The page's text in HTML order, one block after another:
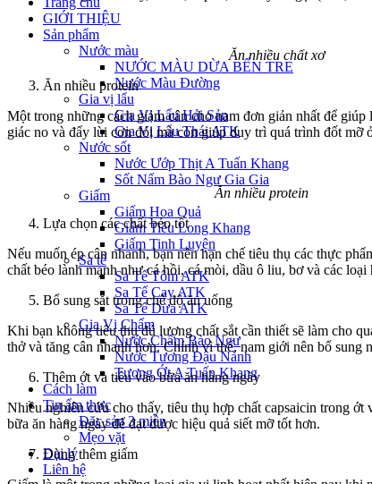
GIỚI THIỆU
Sản phẩm
Nước màu
NƯỚC MÀU DỪA BẾN TRE
Nước Màu Đường
Gia vị lẩu
Gia Vị Lẩu Hải Sản
Gia Vị Lẩu Thái ATK
Nước sốt
Nước Ướp Thịt A Tuấn Khang
Sốt Nấm Bào Ngư Gia Gia
Giấm
Giấm Hoa Quả
Giấm Tiều Long Khang
Giấm Tinh Luyện
Sa tế
Sa Tế Tôm ATK
Sa Tế Cay ATK
Sa Tế Dừa ATK
Gia Vị Chấm
Nước Chấm Bào Ngư
Nước Tương Đậu Nành
Tương Ớt A Tuấn Khang
Cách làm
Tin ẩm thực
Đặc sản 3 miền
Mẹo vặt
Đại lý
Liên hệ
Ăn nhiều chất xơ
Ăn nhiều protein
Một trong những cách giảm cân cho nam đơn giản nhất để
giác no và đẩy lùi cơn đói mà còn giúp duy trì quá trình đốt mỡ
Ăn nhiều protein
Lựa chọn các chất béo tốt
Nếu muốn ép cân nhanh, bạn nên hạn chế tiêu thụ các thực
chất béo lành mạnh như cá hồi, cá mòi, dầu ô liu, bơ và các
Bổ sung sắt trong chế độ ăn uống
Khi bạn không tiêu thụ đủ lượng chất sắt cần thiết sẽ làm cho
thở và tăng cân nhanh hơn. Chính vì thế, nam giới nên bổ sung
Thêm ớt và tiêu vào bữa ăn hàng ngày
Nhiều nghiên cứu cho thấy, tiêu thụ hợp chất capsaicin trong
bữa ăn hàng ngày để đạt được hiệu quả siết mỡ tốt hơn.
Dùng thêm giấm